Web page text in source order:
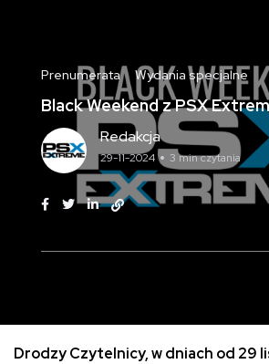
Prenumerata Wydania specjalne
Black Weekend z PSX
Redakcja
29-11-2024 3 min czytania
Drodzy Czytelnicy, w dniach od 29